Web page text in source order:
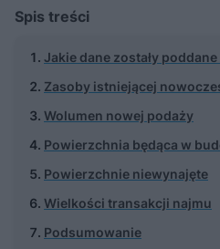
Spis treści
Jakie dane zostały
Zasoby istniejącej
Wolumen nowej podaży
Powierzchnia będąca w
Powierzchnie niewynajęte
Wielkości transakcji najmu
Podsumowanie